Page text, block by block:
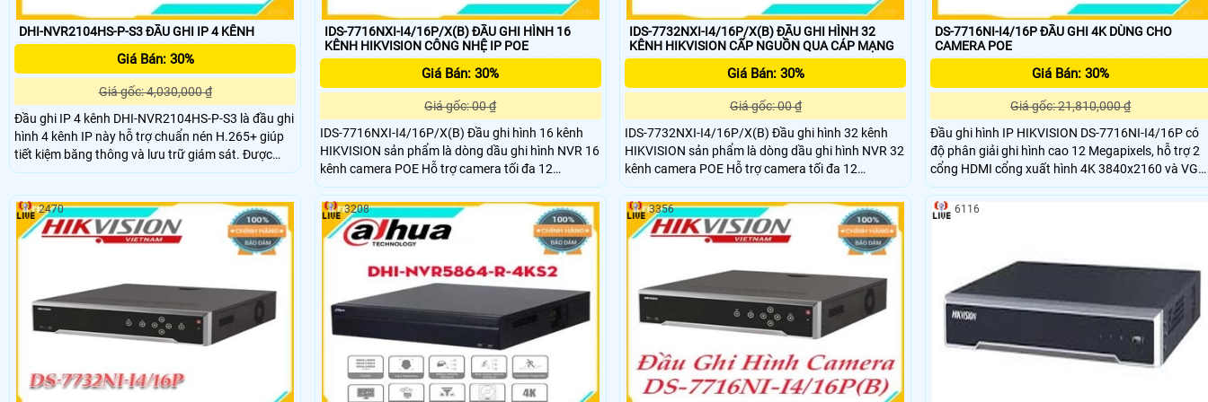
DHI-NVR2104HS-P-S3 ĐẦU GHI IP 4 KÊNH
Giá Bán: 30%
Giá gốc: 4,030,000 ₫
Đầu ghi IP 4 kênh DHI-NVR2104HS-P-S3 là đầu ghi
hình 4 kênh IP này hỗ trợ chuẩn nén H.265+ giúp
tiết kiệm băng thông và lưu trữ giám sát. Được
thiết kế vỏ kim loại chắn chắn, tản nhiệt tốt giúp
hỗ trợ băng thông đầu vào max 80Mpb
IDS-7716NXI-I4/16P/X(B) ĐẦU GHI HÌNH 16
KÊNH HIKVISION CÔNG NHỆ IP POE
Giá Bán: 30%
Giá gốc: 00 ₫
IDS-7716NXI-I4/16P/X(B) Đầu ghi hình 16 kênh
HIKVISION sản phẩm là dòng dầu ghi hình NVR 16
kênh camera POE Hỗ trợ camera tối đa 12
Megapixel. Hỗ trợ 16ch Nhận diện & phân tích 32
thư viện và 100,000 khuôn mặt. Xuất hình độc lập
VGA / HDMI 4K. Hỗ trợ 4 ổ cứng Sata 10TB, 1
eSata 2 LAN 1Gbps, 1USB 3
IDS-7732NXI-I4/16P/X(B) ĐẦU GHI HÌNH 32
KÊNH HIKVISION CẤP NGUỒN QUA CÁP MẠNG
Giá Bán: 30%
Giá gốc: 00 ₫
IDS-7732NXI-I4/16P/X(B) Đầu ghi hình 32 kênh
HIKVISION sản phẩm là dòng dầu ghi hình NVR 32
kênh camera POE Hỗ trợ camera tối đa 12
Megapixel. Hỗ trợ 16ch Nhận diện & phân tích 32
thư viện và 100,000 khuôn mặt. Xuất hình độc lập
VGA / HDMI 4K. Hỗ trợ 4 ổ cứng Sata 10TB, 1
eSata 2 LAN 1Gbps, 1USB 3
DS-7716NI-I4/16P ĐẦU GHI 4K DÙNG CHO
CAMERA POE
Giá Bán: 30%
Giá gốc: 21,810,000 ₫
Đầu ghi hình IP HIKVISION DS-7716NI-I4/16P có
độ phân giải ghi hình cao 12 Megapixels, hỗ trợ 2
cổng HDMI cổng xuất hình 4K 3840x2160 và VGA
2K (2560 x 1440)/60Hz, hỗ trợ chuẩn nén H.265+
tiết kiệm 50%-70% dung lượng lưu trữ so với
H.264.
2470 3208 3356 6116